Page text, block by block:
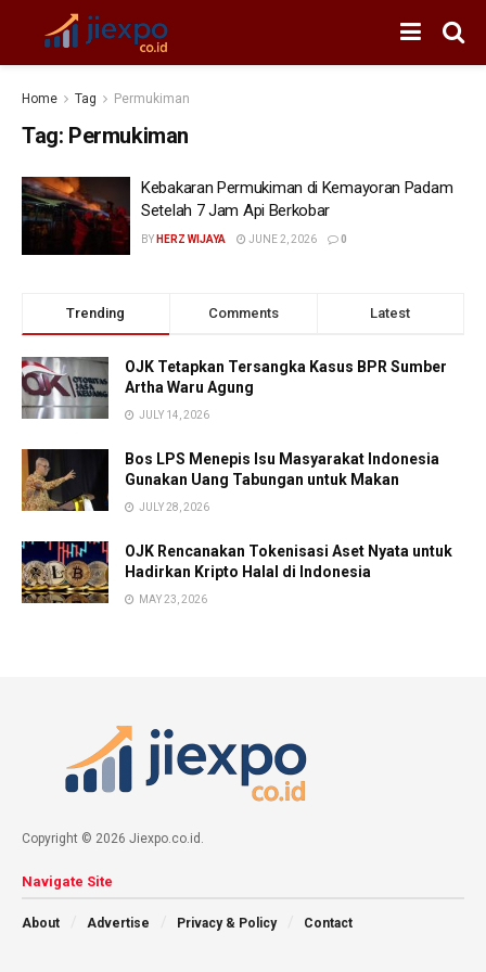
Home Tag Permukiman
Tag: Permukiman
Kebakaran Permukiman di Kemayoran Padam
Setelah 7 Jam Api Berkobar
BY HERZ WIJAYA JUNE 2, 2026 0
Trending Comments Latest
OJK Tetapkan Tersangka Kasus BPR Sumber
Artha Waru Agung
JULY 14, 2026
Bos LPS Menepis Isu Masyarakat Indonesia
Gunakan Uang Tabungan untuk Makan
JULY 28, 2026
OJK Rencanakan Tokenisasi Aset Nyata untuk
Hadirkan Kripto Halal di Indonesia
MAY 23, 2026
Copyright © 2026 Jiexpo.co.id.
Navigate Site
About Advertise Privacy & Policy Contact